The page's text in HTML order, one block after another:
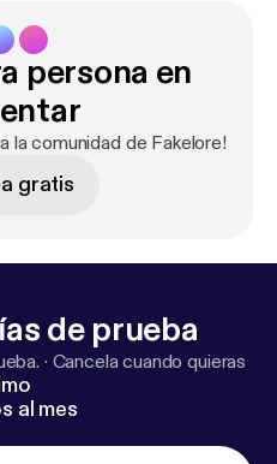
persona en
la comunidad de Fakelore!
gratis
de prueba
· Cancela cuando quieras
al mes